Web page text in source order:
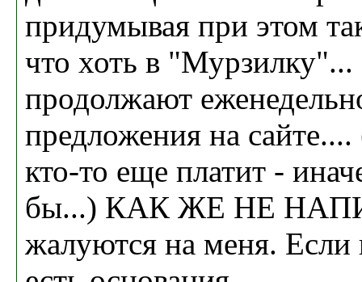
придумывая при этом
что хоть в
продолжают
предложения на сайте....
кто-то еще платит -
бы...) КАК ЖЕ НЕ
жалуются на меня. Если